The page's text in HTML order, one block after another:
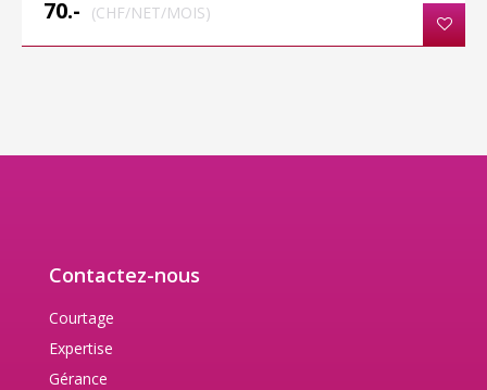
70.-
(CHF/NET/MOIS)
Contactez-nous
Courtage
Expertise
Gérance